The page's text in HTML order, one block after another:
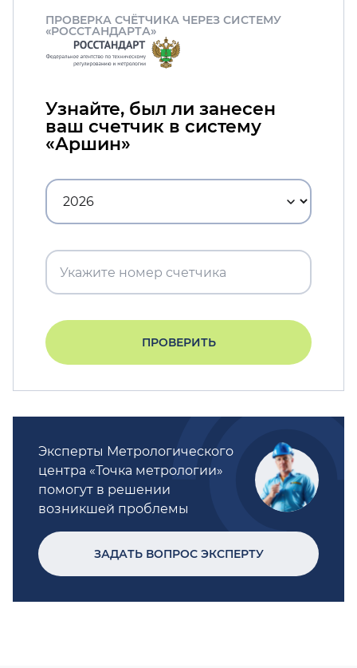
ПРОВЕРКА СЧЁТЧИКА ЧЕРЕЗ СИСТЕМУ
«РОССТАНДАРТА»
Узнайте, был ли занесен
ваш счетчик в систему
«Аршин»
ПРОВЕРИТЬ
Эксперты Метрологического
центра «Точка метрологии»
помогут в решении
возникшей проблемы
ЗАДАТЬ ВОПРОС ЭКСПЕРТУ